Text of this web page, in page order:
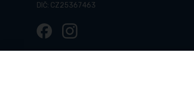
DIČ: CZ25367463